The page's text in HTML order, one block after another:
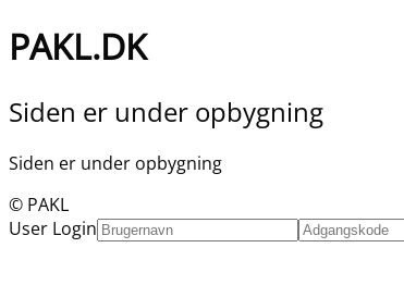
PAKL.DK
Siden er under opbygning
Siden er under opbygning
© PAKL
User Login